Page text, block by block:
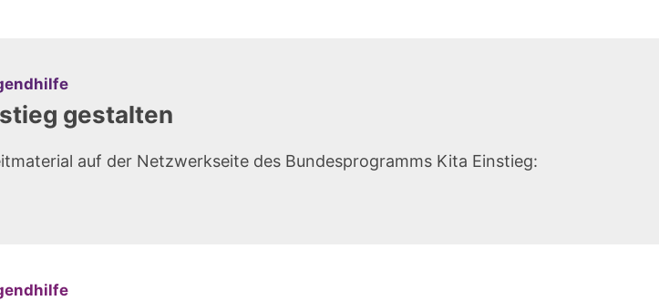
:
gestalten
auf der Netzwerkseite des Bundesprogramms Kita Einstieg:
: